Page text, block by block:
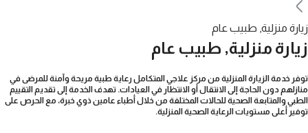
زيارة منزلية, طبيب عام
زيارة منزلية, طبيب عام
توفر خدمة الزيارة المنزلية من مركز علاجي المتكامل رعاية طبية مريحة وآمنة للمرضى في
منازلهم دون الحاجة إلى الانتقال أو الانتظار في العيادات. تهدف الخدمة إلى تقديم التقييم
الطبي والمتابعة الصحية للحالات المختلفة من خلال أطباء عامين ذوي خبرة، مع الحرص على
توفير أعلى مستويات الرعاية الصحية المنزلية.